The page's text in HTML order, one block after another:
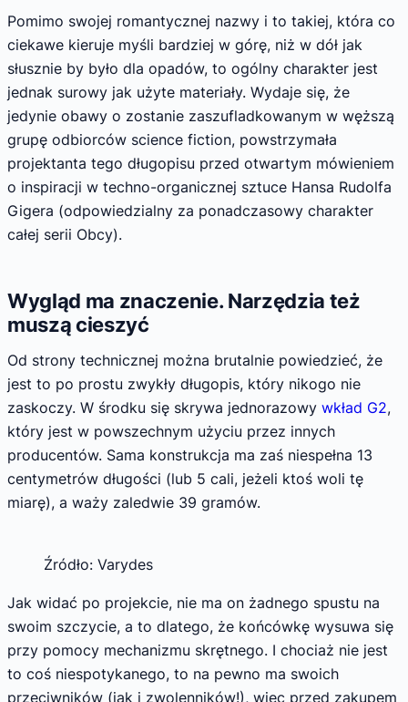
Pomimo swojej romantycznej nazwy i to takiej, która co
ciekawe kieruje myśli bardziej w górę, niż w dół jak
słusznie by było dla opadów, to ogólny charakter jest
jednak surowy jak użyte materiały. Wydaje się, że
jedynie obawy o zostanie zaszufladkowanym w węższą
grupę odbiorców science fiction, powstrzymała
projektanta tego długopisu przed otwartym mówieniem
o inspiracji w techno-organicznej sztuce Hansa Rudolfa
Gigera (odpowiedzialny za ponadczasowy charakter
całej serii Obcy).
Wygląd ma znaczenie. Narzędzia też
muszą cieszyć
Od strony technicznej można brutalnie powiedzieć, że
jest to po prostu zwykły długopis, który nikogo nie
zaskoczy. W środku się skrywa jednorazowy wkład G2,
który jest w powszechnym użyciu przez innych
producentów. Sama konstrukcja ma zaś niespełna 13
centymetrów długości (lub 5 cali, jeżeli ktoś woli tę
miarę), a waży zaledwie 39 gramów.
Źródło: Varydes
Jak widać po projekcie, nie ma on żadnego spustu na
swoim szczycie, a to dlatego, że końcówkę wysuwa się
przy pomocy mechanizmu skrętnego. I chociaż nie jest
to coś niespotykanego, to na pewno ma swoich
przeciwników (jak i zwolenników!), więc przed zakupem